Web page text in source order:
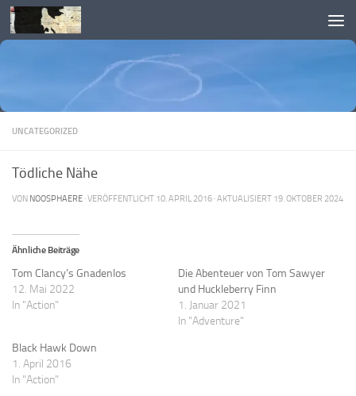
Skip to content
UNCATEGORIZED
Tödliche Nähe
VON NOOSPHAERE · VERÖFFENTLICHT 10. APRIL 2016 · AKTUALISIERT 19. OKTOBER 2024
Ähnliche Beiträge
Tom Clancy’s Gnadenlos
12. Mai 2022
In "Action"
Die Abenteuer von Tom Sawyer
und Huckleberry Finn
1. Januar 2021
In "Adventure"
Black Hawk Down
1. April 2016
In "Action"